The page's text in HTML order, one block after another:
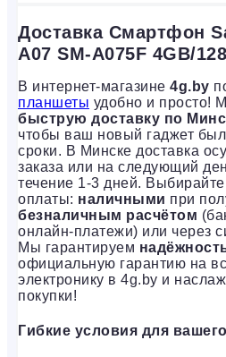
Доставка Смартфон
A07 SM-A075F 4GB/
В интернет-магазине 4g.by
планшеты удобно и просто!
быструю доставку по
чтобы ваш новый гаджет
сроки. В Минске доставка
заказа или на следующий
течение 1-3 дней.
оплаты: наличными при
безналичным расчётом
онлайн-платежи) или через
Мы гарантируем
официальную гарантию на
электронику в 4g.by и
покупки!
Гибкие условия для